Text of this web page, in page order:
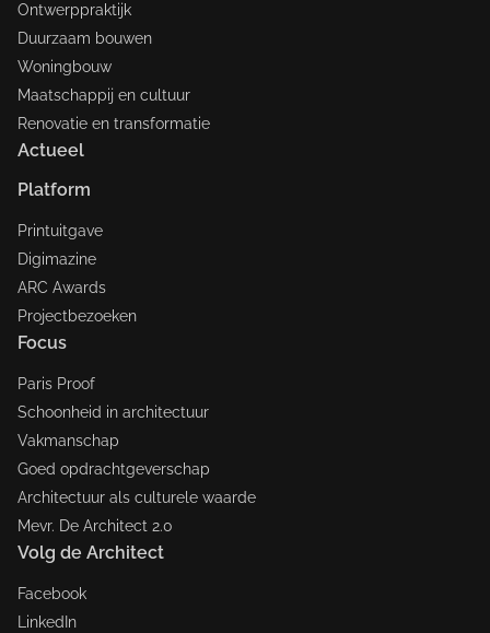
Ontwerppraktijk
Duurzaam bouwen
Woningbouw
Maatschappij en cultuur
Renovatie en transformatie
Actueel
Platform
Printuitgave
Digimazine
ARC Awards
Projectbezoeken
Focus
Paris Proof
Schoonheid in architectuur
Vakmanschap
Goed opdrachtgeverschap
Architectuur als culturele waarde
Mevr. De Architect 2.0
Volg de Architect
Facebook
LinkedIn